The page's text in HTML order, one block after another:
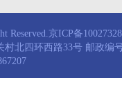
京ICP备
北四环西路33号 邮政编